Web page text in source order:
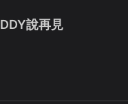
說再見